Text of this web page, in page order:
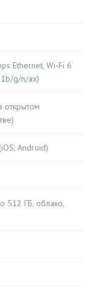
Ethernet, Wi-Fi 6
g/n/ax)
Android)
512 ГБ, облако,